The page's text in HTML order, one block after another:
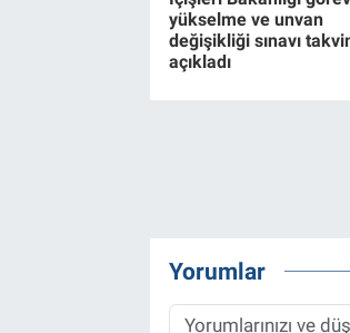
yükselme ve unvan
değişikliği sınavı
açıkladı
Yorumlar